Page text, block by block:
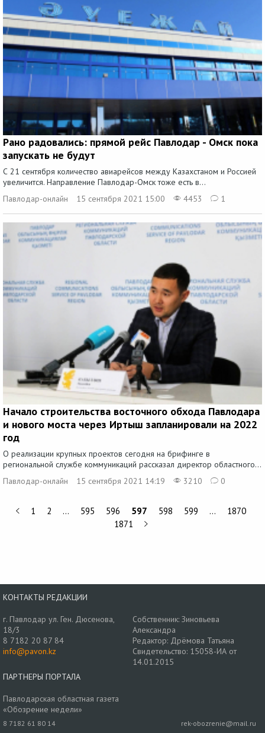
Рано радовались: прямой рейс Павлодар - Омск пока
запускать не будут
С 21 сентября количество авиарейсов между Казахстаном и Россией
увеличится. Направление Павлодар-Омск тоже есть в...
Павлодар-онлайн
15 сентября 2021 15:00 4453 1
Начало строительства восточного обхода Павлодара
и нового моста через Иртыш запланировали на 2022
год
О реализации крупных проектов сегодня на брифинге в
региональной службе коммуникаций рассказал директор областного...
Павлодар-онлайн
15 сентября 2021 14:19 3210 0
1 2 … 595 596 597 598 599 …
1870
1871
КОНТАКТЫ РЕДАКЦИИ
г. Павлодар ул. Ген. Дюсенова,
18/3
8 7182 20 87 84
info@pavon.kz
Собственник: Зиновьева
Александра
Редактор: Дрёмова Татьяна
Свидетельство: 15058-ИА от
14.01.2015
ПАРТНЕРЫ ПОРТАЛА
Павлодарская областная газета
«Обозрение недели»
8 7182 61 80 14 rek-obozrenie@mail.ru